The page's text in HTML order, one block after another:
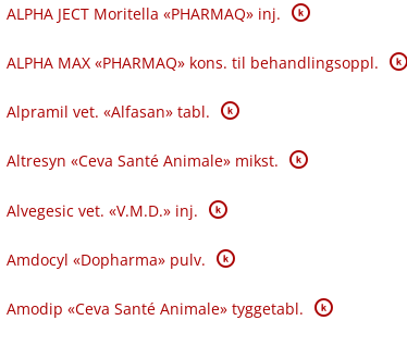
ALPHA JECT Moritella «PHARMAQ» inj. K
ALPHA MAX «PHARMAQ» kons. til behandlingsoppl. K
Alpramil vet. «Alfasan» tabl. K
Altresyn «Ceva Santé Animale» mikst. K
Alvegesic vet. «V.M.D.» inj. K
Amdocyl «Dopharma» pulv. K
Amodip «Ceva Santé Animale» tyggetabl. K